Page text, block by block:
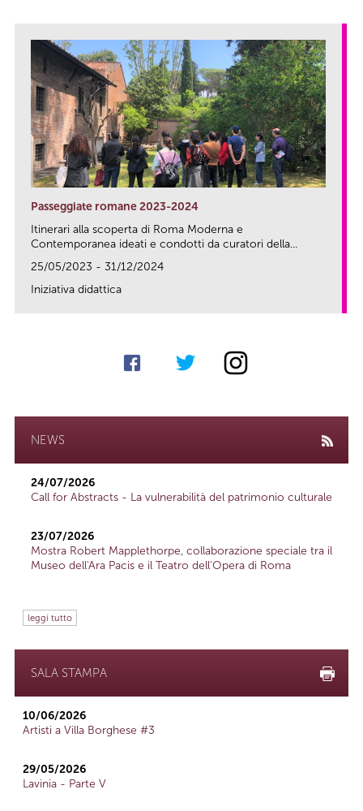
Passeggiate romane 2023-2024
Itinerari alla scoperta di Roma Moderna e
Contemporanea ideati e condotti da curatori della...
25/05/2023 - 31/12/2024
Iniziativa didattica
NEWS
24/07/2026
Call for Abstracts - La vulnerabilità del patrimonio culturale
23/07/2026
Mostra Robert Mapplethorpe, collaborazione speciale tra il
Museo dell'Ara Pacis e il Teatro dell'Opera di Roma
leggi tutto
SALA STAMPA
10/06/2026
Artisti a Villa Borghese #3
29/05/2026
Lavinia - Parte V